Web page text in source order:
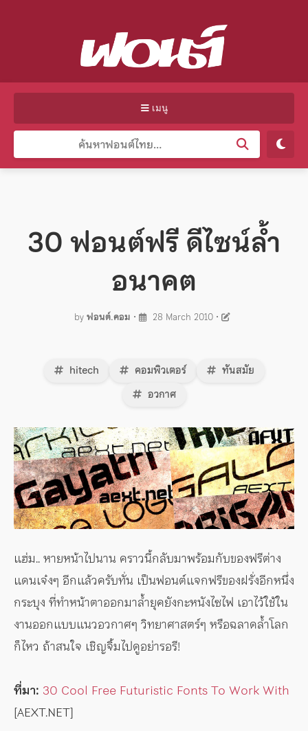
เมนู
30 ฟอนต์ฟรี ดีไซน์ล้ำ
อนาคต
byฟอนต์.คอม • 28 March 2010 •
hitech คอมพิวเตอร์
ทันสมัย
อวกาศ
แฮ่ม.. หายหน้าไปนาน คราวนี้กลับมาพร้อมกับของฟรีต่าง
แดนเจ๋งๆ อีกแล้วครับทั่น เป็นฟอนต์แจกฟรีของฝรั่งอีกหนึ่ง
กระบุง ที่ทำหน้าตาออกมาล้ำยุคยังกะหนังไซไฟ เอาไว้ใช้ใน
งานออกแบบแนวอวกาศๆ วิทยาศาสตร์ๆ หรือฉลาดล้ำโลก
ก็ไหว ถ้าสนใจ เชิญจิ้มไปดูอย่ารอรี!
ที่มา: 30 Cool Free Futuristic Fonts To Work With
[AEXT.NET]